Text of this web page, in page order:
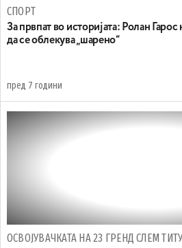
СПОРТ
За првпат во историјата: Ролан
да се облекува „шарено“
пред 7 години
ОСВОЈУВАЧКАТА НА 23 ГРЕНД СЛЕМ